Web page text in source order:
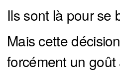
Ils sont là pour se
Mais cette
forcément un goût